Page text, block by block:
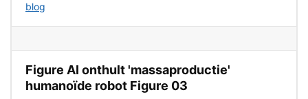
blog
Figure AI onthult 'massaproductie'
humanoïde robot Figure 03